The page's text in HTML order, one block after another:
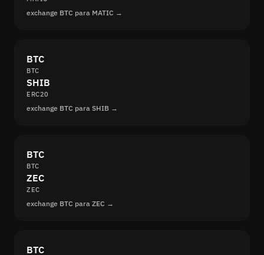
exchange BTC para MATIC →
BTC
BTC
SHIB
ERC20
exchange BTC para SHIB →
BTC
BTC
ZEC
ZEC
exchange BTC para ZEC →
BTC